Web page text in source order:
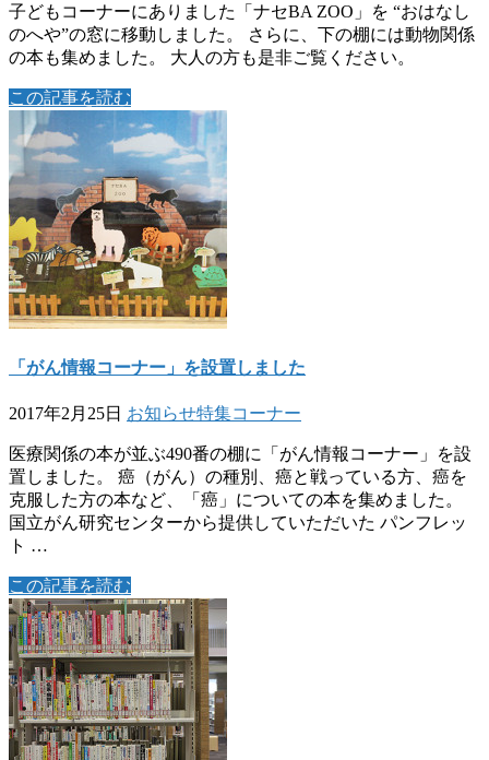
子どもコーナーにありました「ナセBA ZOO」を “おはなし
のへや”の窓に移動しました。 さらに、下の棚には動物関係
の本も集めました。 大人の方も是非ご覧ください。
この記事を読む
「がん情報コーナー」を設置しました
2017年2月25日 お知らせ特集コーナー
医療関係の本が並ぶ490番の棚に「がん情報コーナー」を設
置しました。 癌（がん）の種別、癌と戦っている方、癌を
克服した方の本など、「癌」についての本を集めました。
国立がん研究センターから提供していただいた パンフレッ
ト …
この記事を読む